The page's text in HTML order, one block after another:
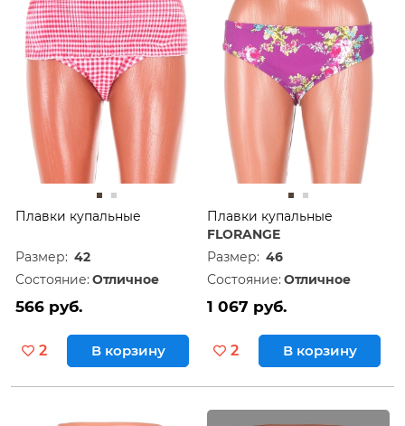
Плавки купальные
Размер: 42
Состояние: Отличное
566 руб.
2 В корзину
Плавки купальные
FLORANGE
Размер: 46
Состояние: Отличное
1 067 руб.
2 В корзину